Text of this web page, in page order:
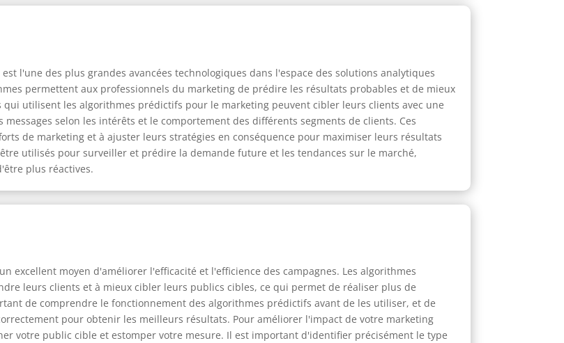
l'une des plus grandes avancées technologiques dans l'espace des solutions analytiques
permettent aux professionnels du marketing de prédire les résultats probables et de mieux
utilisent les algorithmes prédictifs pour le marketing peuvent cibler leurs clients avec une
selon les intérêts et le comportement des différents segments de clients. Ces
de marketing et à ajuster leurs stratégies en conséquence pour maximiser leurs résultats
utilisés pour surveiller et prédire la demande future et les tendances sur le marché,
plus réactives.
excellent moyen d'améliorer l'efficacité et l'efficience des campagnes. Les algorithmes
leurs clients et à mieux cibler leurs publics cibles, ce qui permet de réaliser plus de
de comprendre le fonctionnement des algorithmes prédictifs avant de les utiliser, et de
pour obtenir les meilleurs résultats. Pour améliorer l'impact de votre marketing
votre public cible et estomper votre mesure. Il est important d'identifier précisément le type